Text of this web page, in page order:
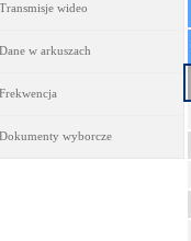
Transmisje wideo
Dane w arkuszach
Frekwencja
Dokumenty wyborcze